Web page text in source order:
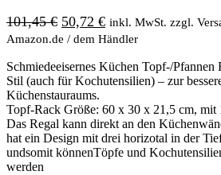
101,45€ Original
price
101,45 €.
50,72 €Current
price
50,72 €.
inkl. MwSt. zzgl.
Amazon.de / dem Händler
Schmiedeeisernes Küchen Topf-/
Stil (auch für Kochutensilien) – zur
Küchenstauraums.
Topf-Rack Größe: 60 x 30 x 21,5 cm, mit
Das Regal kann direkt an den
hat ein Design mit drei horizotal in der
undsomit könnenTöpfe und
werden